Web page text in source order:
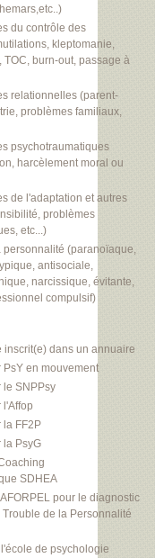
du contrôle des
kleptomanie,
TOC, burn-out, passage à
relationnelles (parent-
problèmes familiaux,
psychotraumatiques
harcèlement moral ou
de l'adaptation et autres
problèmes
etc...)
personnalité (paranoïaque,
antisociale,
narcissique, évitante,
compulsif)
inscrit(e) dans un annuaire
en mouvement
le SNPPsy
l'Affop
la FF2P
la PsyG
SDHEA
pour le diagnostic
de la Personnalité
de psychologie